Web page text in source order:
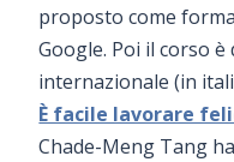
proposto come
Google. Poi il corso
internazionale (in
È facile lavorare
Chade-Meng Tang